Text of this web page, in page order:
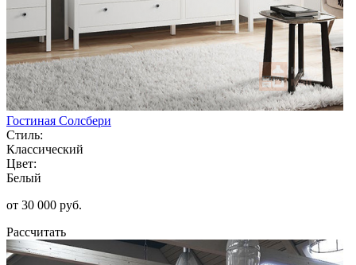
Гостиная Солсбери
Стиль:
Классический
Цвет:
Белый
от 30 000 руб.
Рассчитать